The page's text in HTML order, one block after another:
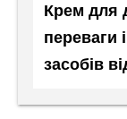
Крем для
переваги
засобів